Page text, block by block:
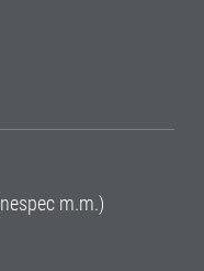
m.m.)